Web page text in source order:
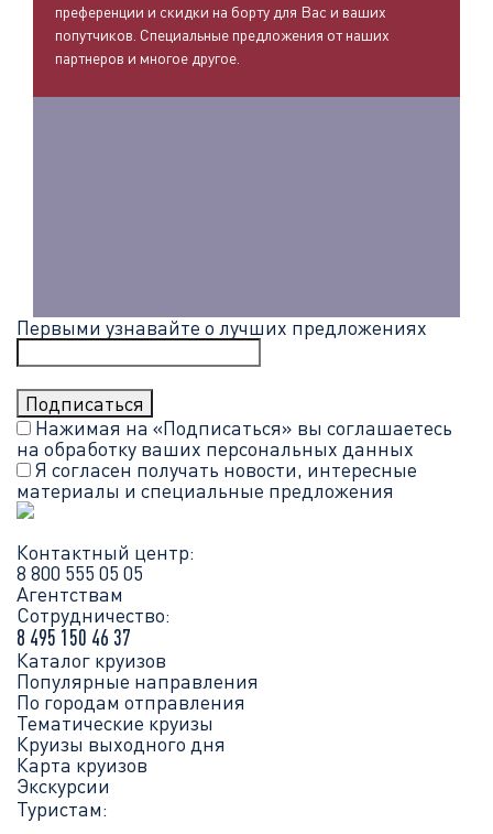
преференции и скидки на борту для Вас и ваших
попутчиков. Специальные предложения от наших
партнеров и многое другое.
Первыми узнавайте о лучших предложениях
Нажимая на «Подписаться» вы соглашаетесь
на обработку ваших персональных данных
Я согласен получать новости, интересные
материалы и специальные предложения
Контактный центр:
8 800 555 05 05
Агентствам
Сотрудничество:
8 495 150 46 37
Каталог круизов
Популярные направления
По городам отправления
Тематические круизы
Круизы выходного дня
Карта круизов
Экскурсии
Туристам: